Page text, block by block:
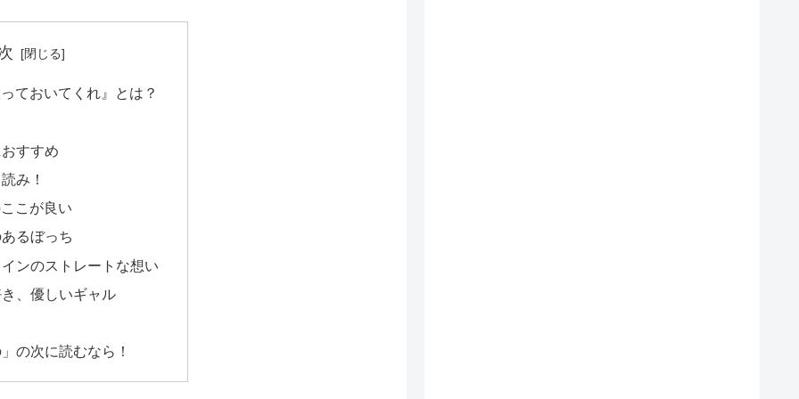
ておいてくれ』とは？
すすめ
み！
こが良い
るぼっち
ンのストレートな想い
、優しいギャル
の次に読むなら！